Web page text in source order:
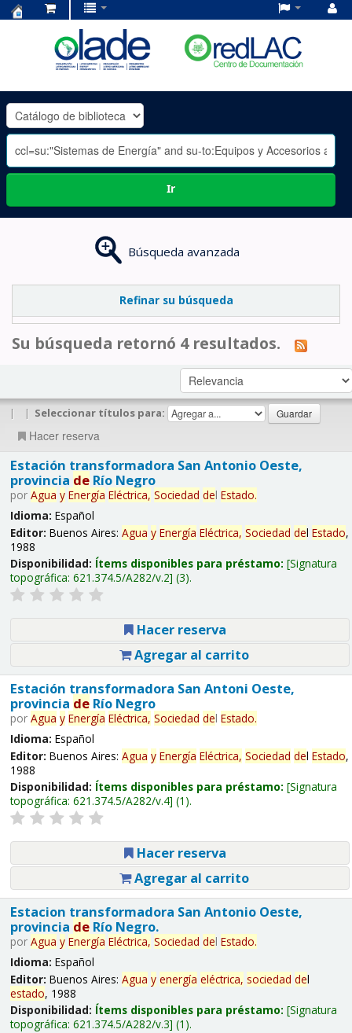
OLADE
-
Ir
Búsqueda avanzada
Refinar su búsqueda
Su búsqueda retornó 4 resultados.
| | Seleccionar títulos para:
Hacer reserva
Estación transformadora San Antonio Oeste,
provincia deRío Negro
por Agua y Energía Eléctrica, Sociedad del Estado.
Idioma: Español
Editor: Buenos Aires: Agua y Energía Eléctrica, Sociedad del Estado,
1988
Disponibilidad: Ítems disponibles para préstamo: Signatura
topográfica: 621.374.5/A282/v.2 (3).
Hacer reserva
Agregar al carrito
Estación transformadora San Antoni Oeste,
provincia deRío Negro
por Agua y Energía Eléctrica, Sociedad del Estado.
Idioma: Español
Editor: Buenos Aires: Agua y Energía Eléctrica, Sociedad del Estado,
1988
Disponibilidad: Ítems disponibles para préstamo: Signatura
topográfica: 621.374.5/A282/v.4 (1).
Hacer reserva
Agregar al carrito
Estacion transformadora San Antonio Oeste,
provincia deRío Negro.
por Agua y Energía Eléctrica, Sociedad del Estado.
Idioma: Español
Editor: Buenos Aires: Agua y energía eléctrica, sociedad del
estado, 1988
Disponibilidad: Ítems disponibles para préstamo: Signatura
topográfica: 621.374.5/A282/v.3 (1).